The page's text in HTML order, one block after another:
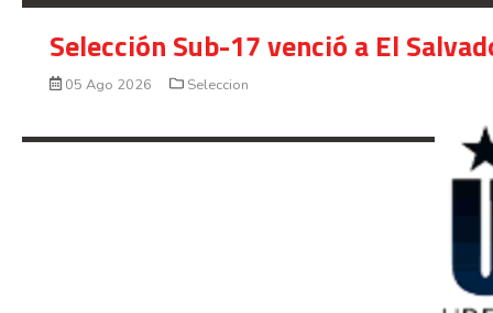
Selección Sub-17 venció a El
05 Ago 2026 Seleccion